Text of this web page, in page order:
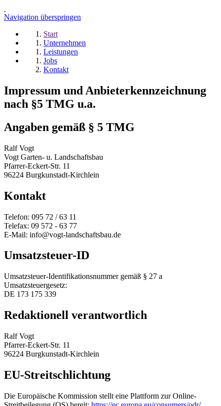
Navigation überspringen
Start
Unternehmen
Leistungen
Jobs
Kontakt
Impressum und Anbieterkennzeichnung
nach §5 TMG u.a.
Angaben gemäß § 5 TMG
Ralf Vogt
Vogt Garten- u. Landschaftsbau
Pfarrer-Eckert-Str. 11
96224 Burgkunstadt-Kirchlein
Kontakt
Telefon: 095 72 / 63 11
Telefax: 09 572 - 63 77
E-Mail: info@vogt-landschaftsbau.de
Umsatzsteuer-ID
Umsatzsteuer-Identifikationsnummer gemäß § 27 a
Umsatzsteuergesetz:
DE 173 175 339
Redaktionell verantwortlich
Ralf Vogt
Pfarrer-Eckert-Str. 11
96224 Burgkunstadt-Kirchlein
EU-Streitschlichtung
Die Europäische Kommission stellt eine Plattform zur Online-